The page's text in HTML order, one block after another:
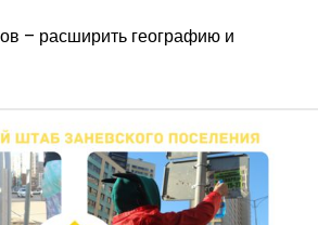
– расширить географию и